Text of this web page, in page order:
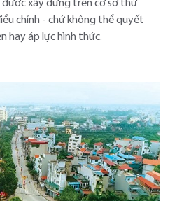
được xây dựng trên cơ sở thử
chỉnh - chứ không thể quyết
hay áp lực hình thức.